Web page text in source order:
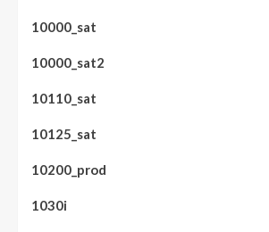
10000_sat
10000_sat2
10110_sat
10125_sat
10200_prod
1030i